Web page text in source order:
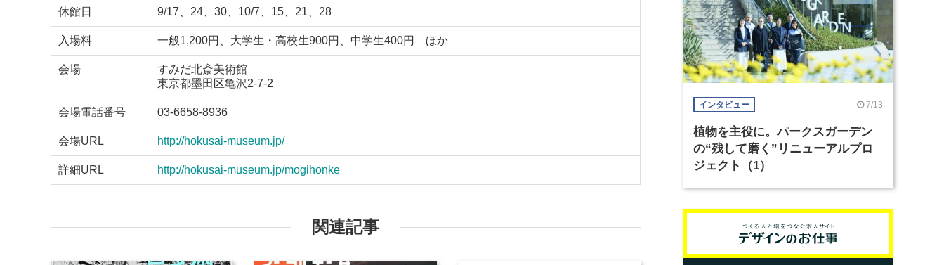
休館日 9/17、24、30、10/7、15、21、28
入場料 一般1,200円、大学生・高校生900円、中学生400円 ほか
会場
すみだ北斎美術館
東京都墨田区亀沢2-7-2
会場電話番号 03-6658-8936
会場URL http://hokusai-museum.jp/
詳細URL http://hokusai-museum.jp/mogihonke
関連記事
インタビュー 7/13
植物を主役に。パークスガーデン
の“残して磨く”リニューアルプロ
ジェクト（1）